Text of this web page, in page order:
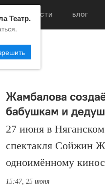
НОВОСТИ БЛОГ
Жамбалова
бабушкам и
27 июня в
спектакля Сойжин
одноимённому
15:47, 25 июня
Театр.